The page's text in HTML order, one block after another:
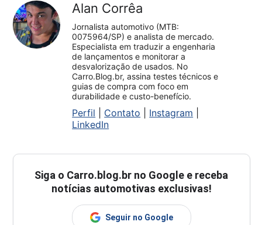
Alan Corrêa
Jornalista automotivo (MTB:
0075964/SP) e analista de mercado.
Especialista em traduzir a engenharia
de lançamentos e monitorar a
desvalorização de usados. No
Carro.Blog.br, assina testes técnicos e
guias de compra com foco em
durabilidade e custo-benefício.
Perfil Contato Instagram
LinkedIn
Siga o Carro.blog.br no Google e receba
notícias automotivas exclusivas!
Seguir no Google